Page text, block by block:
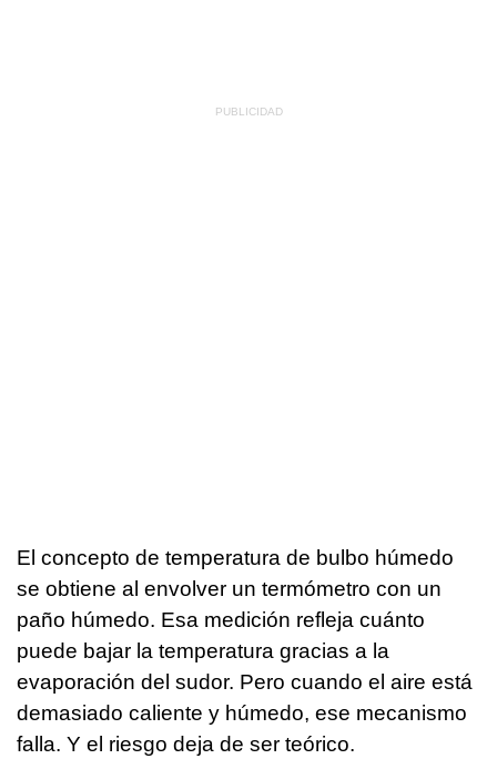
El concepto de temperatura de bulbo húmedo
se obtiene al envolver un termómetro con un
paño húmedo. Esa medición refleja cuánto
puede bajar la temperatura gracias a la
evaporación del sudor. Pero cuando el aire está
demasiado caliente y húmedo, ese mecanismo
falla. Y el riesgo deja de ser teórico.